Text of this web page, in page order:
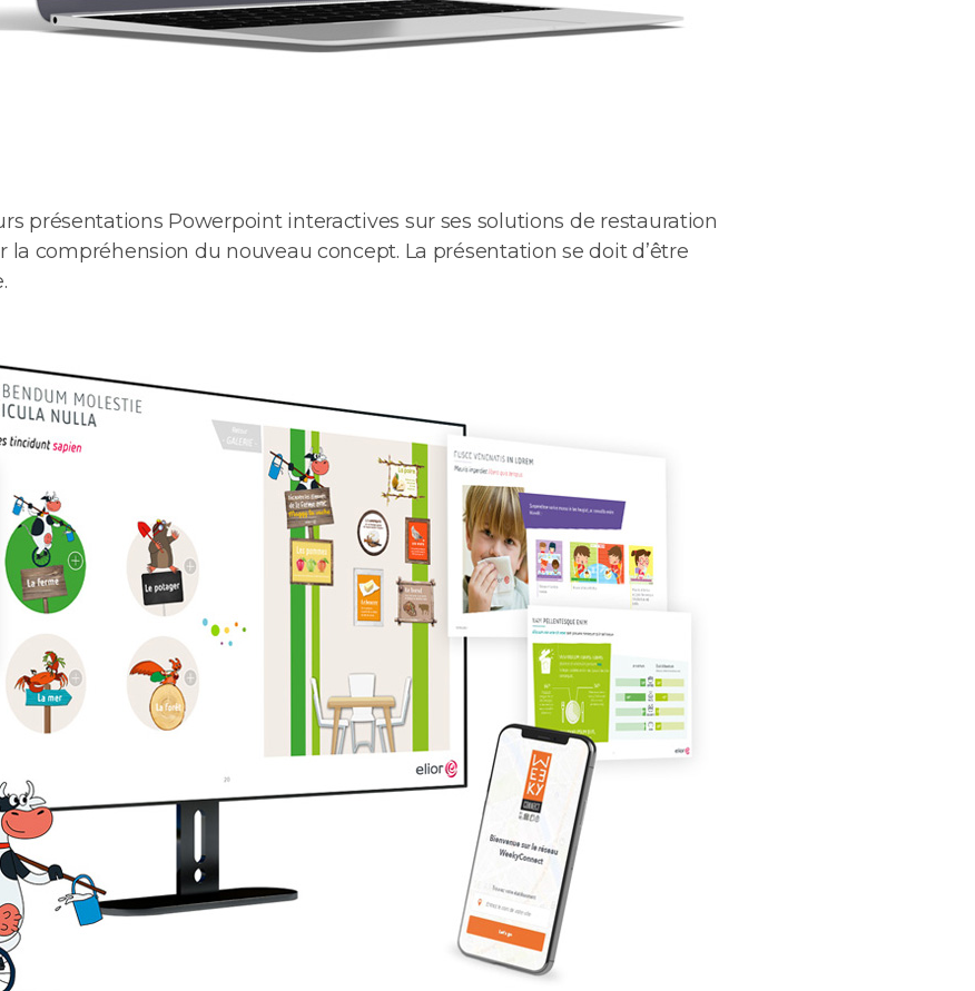
présentations Powerpoint interactives sur ses solutions de restauration
compréhension du nouveau concept. La présentation se doit d’être